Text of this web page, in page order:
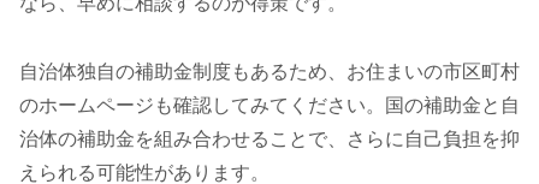
自治体独自の補助金制度もあるため、お住まいの市区町村
のホームページも確認してみてください。国の補助金と自
治体の補助金を組み合わせることで、さらに自己負担を抑
えられる可能性があります。